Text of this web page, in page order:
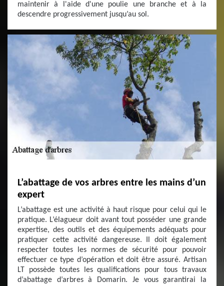
maintenir à l'aide d'une poulie une branche et à la
descendre progressivement jusqu’au sol.
L’abattage de vos arbres entre les mains d’un
expert
L’abattage est une activité à haut risque pour celui qui le
pratique. L’élagueur doit avant tout posséder une grande
expertise, des outils et des équipements adéquats pour
pratiquer cette activité dangereuse. Il doit également
respecter toutes les normes de sécurité pour pouvoir
effectuer ce type d’opération et doit être assuré. Artisan
LT possède toutes les qualifications pour tous travaux
d’abattage d’arbres à Domarin. Je vous garantirai la